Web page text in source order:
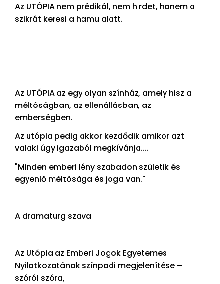
Az UTÓPIA nem prédikál, nem hirdet, hanem a
szikrát keresi a hamu alatt.
Az UTÓPIA az egy olyan színház, amely hisz a
méltóságban, az ellenállásban, az
emberségben.
Az utópia pedig akkor kezdődik amikor azt
valaki úgy igazaból megkívánja....
"Minden emberi lény szabadon születik és
egyenlő méltósága és joga van."
A dramaturg szava
Az Utópia az Emberi Jogok Egyetemes
Nyilatkozatának színpadi megjelenítése –
szóról szóra,